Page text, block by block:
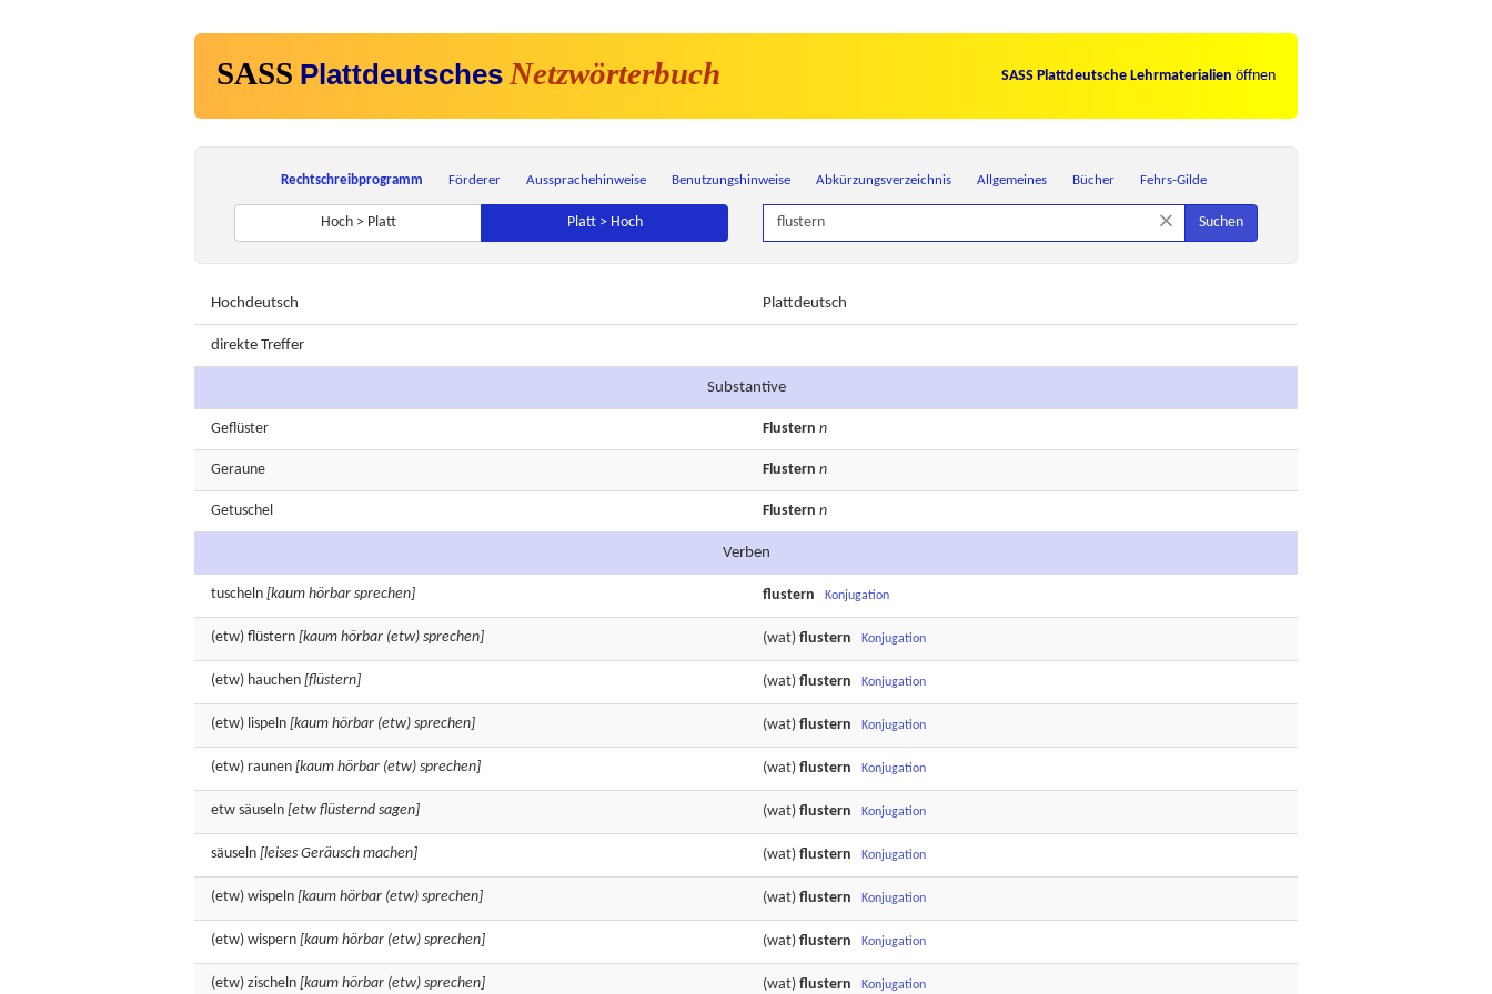
SASS Plattdeutsches Netzwörterbuch SASS Plattdeutsche Lehrmaterialien öffnen
Rechtschreibprogramm Förderer Aussprachehinweise Benutzungshinweise Abkürzungsverzeichnis Allgemeines Bücher Fehrs-Gilde
Hoch > Platt Platt > Hoch × Suchen
Hochdeutsch Plattdeutsch
direkte Treffer
Substantive
Geflüster Flustern n
Geraune Flustern n
Getuschel Flustern n
Verben
tuscheln [kaum hörbar sprechen] flustern Konjugation
(etw) flüstern [kaum hörbar (etw) sprechen] (wat) flustern Konjugation
(etw) hauchen [flüstern] (wat) flustern Konjugation
(etw) lispeln [kaum hörbar (etw) sprechen] (wat) flustern Konjugation
(etw) raunen [kaum hörbar (etw) sprechen] (wat) flustern Konjugation
etw säuseln [etw flüsternd sagen] (wat) flustern Konjugation
säuseln [leises Geräusch machen] (wat) flustern Konjugation
(etw) wispeln [kaum hörbar (etw) sprechen] (wat) flustern Konjugation
(etw) wispern [kaum hörbar (etw) sprechen] (wat) flustern Konjugation
(etw) zischeln [kaum hörbar (etw) sprechen] (wat) flustern Konjugation